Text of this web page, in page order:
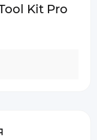
Kit Pro